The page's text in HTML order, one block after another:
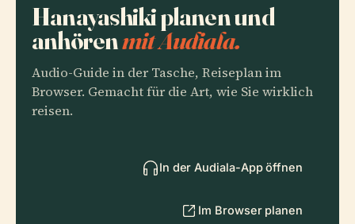
Hanayashiki planen und
anhörenmit Audiala.
Audio-Guide in der Tasche, Reiseplan im
Browser. Gemacht für die Art, wie Sie wirklich
reisen.
In der Audiala-App öffnen
Im Browser planen